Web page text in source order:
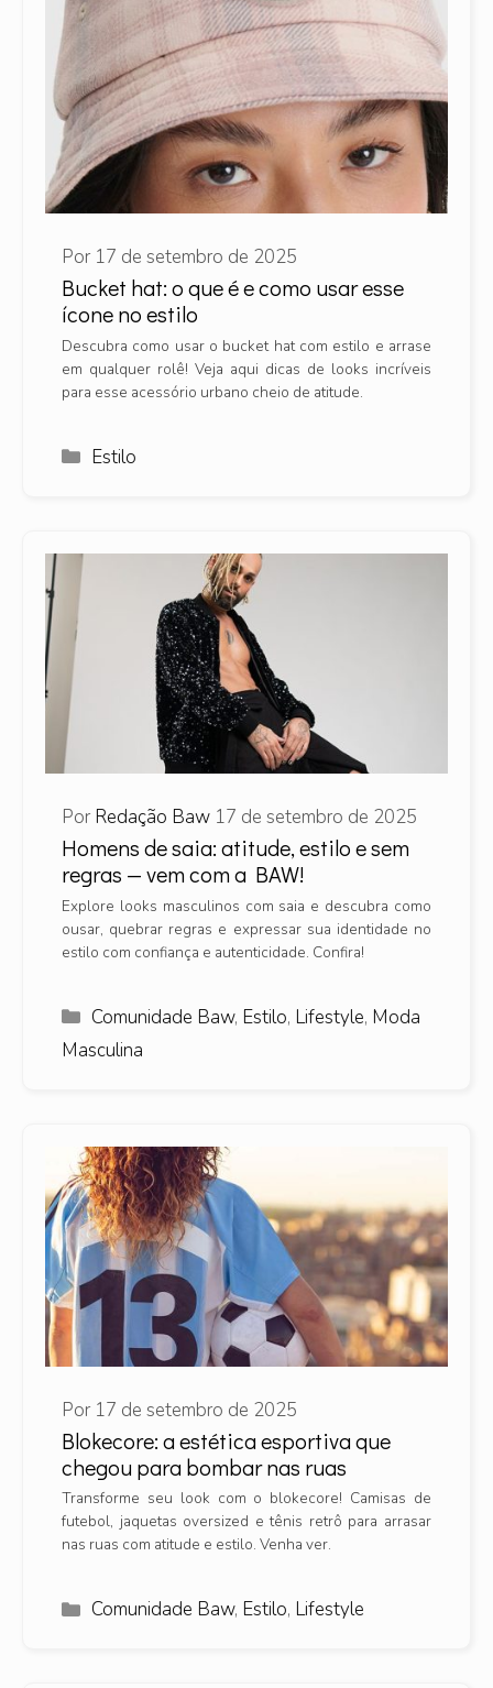
Bucket hat: o que é e como usar esse
ícone no estilo
Por 17 de setembro de 2025
Descubra como usar o bucket hat com estilo e arrase
em qualquer rolê! Veja aqui dicas de looks incríveis
para esse acessório urbano cheio de atitude.
Categorias
Estilo
Homens de saia: atitude, estilo e sem
regras — vem com a BAW!
Por Redação Baw 17 de setembro de 2025
Explore looks masculinos com saia e descubra como
ousar, quebrar regras e expressar sua identidade no
estilo com confiança e autenticidade. Confira!
Categorias
Comunidade Baw, Estilo, Lifestyle, Moda
Masculina
Blokecore: a estética esportiva que
chegou para bombar nas ruas
Por 17 de setembro de 2025
Transforme seu look com o blokecore! Camisas de
futebol, jaquetas oversized e tênis retrô para arrasar
nas ruas com atitude e estilo. Venha ver.
Categorias
Comunidade Baw, Estilo, Lifestyle